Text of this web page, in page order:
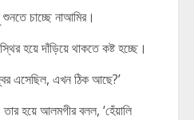
চাচ্ছে নাআমির।
হয়ে দাঁড়িয়ে থাকতে কষ্ট হচ্ছে।
এসেছিল, এখন ঠিক আছে?’
হয়ে আলমগীর বলল, ‘হেঁয়ালি